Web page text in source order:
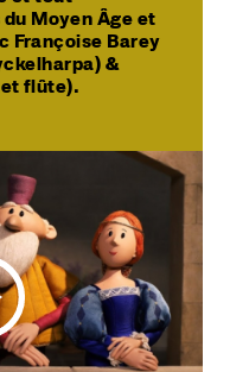
Moyen Âge et
Françoise Barey
&
flûte).